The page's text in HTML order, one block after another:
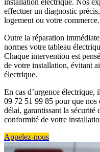
effectuer un diagnostic
logement ou votre commerce.
Outre la réparation
normes votre tableau
Chaque intervention est
de votre installation, évitant
électrique.
En cas d’urgence électrique,
09 72 51 99 85 pour que nos
délai, garantissant la sécurité
conformité de votre
Appelez-nous